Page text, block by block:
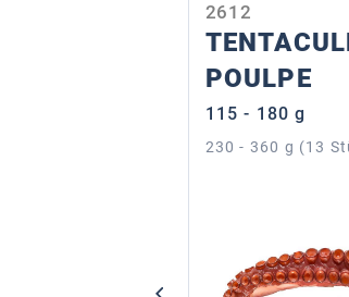
2612
POULPE
115 - 180 g
230 - 360 g (13